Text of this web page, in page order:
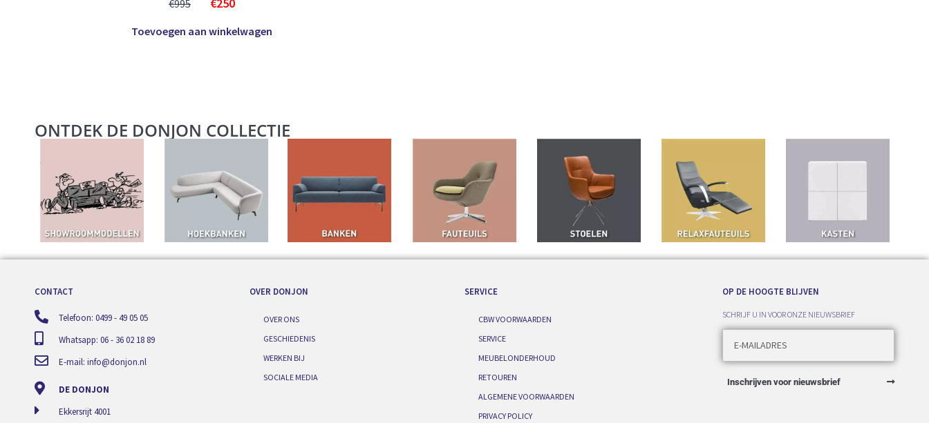
€995
Toevoegen aan winkelwagen
ONTDEK DE DONJON COLLECTIE
CONTACT
Telefoon: 0499 - 49 05 05
Whatsapp: 06 - 36 02 18 89
E-mail: info@donjon.nl
DE DONJON
Ekkersrijt 4001
OVER DONJON
OVER ONS
GESCHIEDENIS
WERKEN BIJ
SOCIALE MEDIA
SERVICE
CBW VOORWAARDEN
SERVICE
MEUBELONDERHOUD
RETOUREN
ALGEMENE VOORWAARDEN
PRIVACY POLICY
OP DE HOOGTE BLIJVEN
SCHRIJF U IN VOOR ONZE NIEUWSBRIEF
Inschrijven voor nieuwsbrief